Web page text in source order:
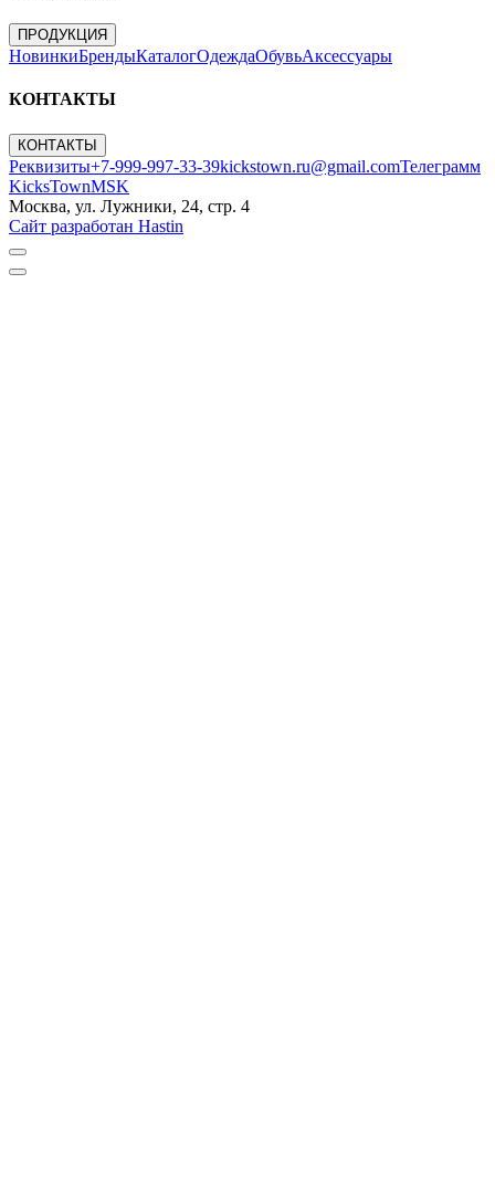
ПРОДУКЦИЯ
НовинкиБрендыКаталогОдеждаОбувьАксессуары
КОНТАКТЫ
КОНТАКТЫ
Реквизиты+7-999-997-33-39kickstown.ru@gmail.comТелеграмм
KicksTownMSK
Москва, ул. Лужники, 24, стр. 4
Сайт разработан Hastin